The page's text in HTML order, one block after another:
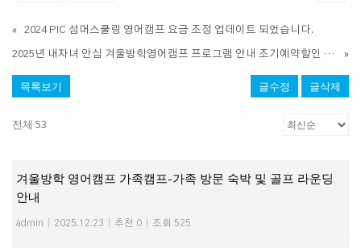
« 2024 PIC 섬머스쿨링 영어캠프 요금 조정 업데이트 되었습니다.
2025년 내자녀 안심 겨울방학영어캠프 프로그램 안내 조기예약할인 혜택 »
목록보기 글수정 글삭제
전체 53
겨울방학 영어캠프 가족캠프-가족 방문 숙박 및 골프 라운딩
안내
admin 2025.12.23 추천 0 조회 525